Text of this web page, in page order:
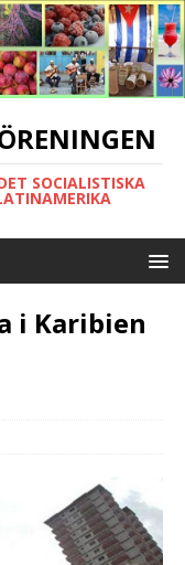
SOCIALISTISKA
i Karibien